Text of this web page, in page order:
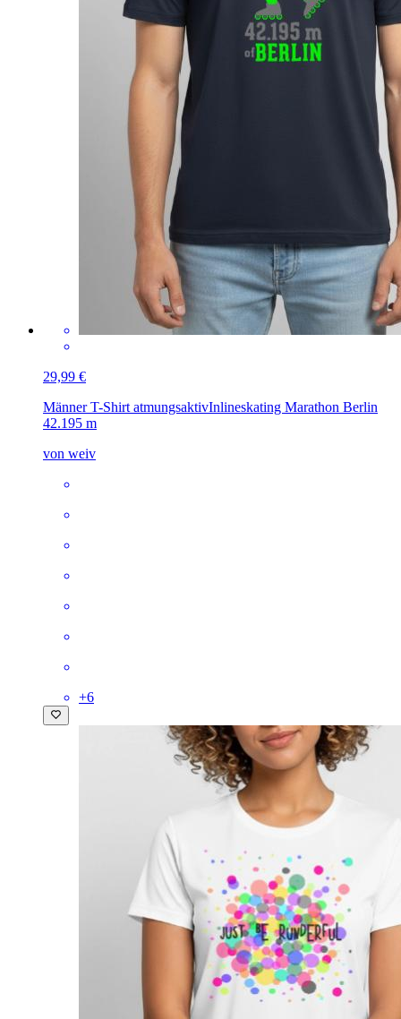
29,99 €
Männer T-Shirt atmungsaktivInlineskating Marathon Berlin
42.195 m
von weiv
+6